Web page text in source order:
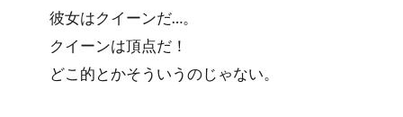
彼女はクイーンだ…。
クイーンは頂点だ！
どこ的とかそういうのじゃない。